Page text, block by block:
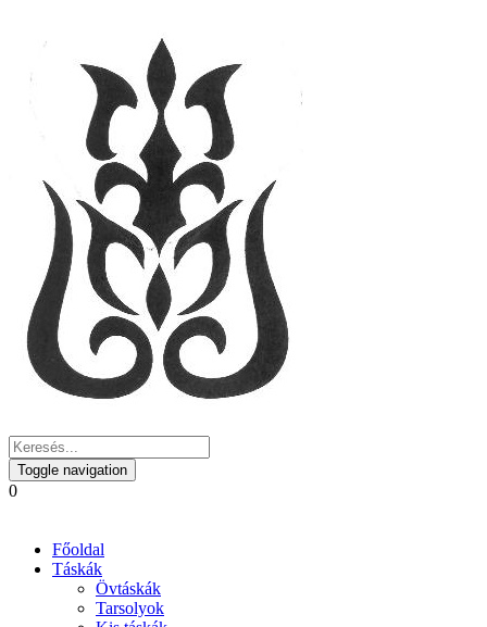
Toggle navigation
0
Főoldal
Táskák
Övtáskák
Tarsolyok